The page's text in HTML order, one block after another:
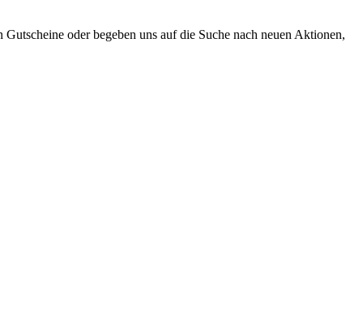
oder begeben uns auf die Suche nach neuen Aktionen,